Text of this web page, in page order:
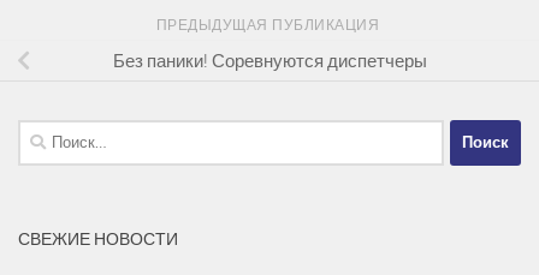
ПРЕДЫДУЩАЯ ПУБЛИКАЦИЯ
Без паники! Соревнуются диспетчеры
Найти:
СВЕЖИЕ НОВОСТИ